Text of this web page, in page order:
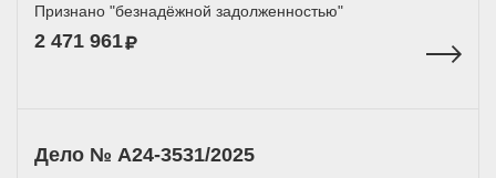
Признано "безнадёжной задолженностью"
2 471 961
Дело № А24-3531/2025